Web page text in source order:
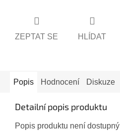
ZEPTAT SE HLÍDAT
Popis Hodnocení Diskuze
Detailní popis produktu
Popis produktu není dostupný